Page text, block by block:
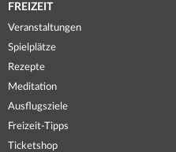
FREIZEIT
Veranstaltungen
Spielplätze
Rezepte
Meditation
Ausflugsziele
Freizeit-Tipps
Ticketshop